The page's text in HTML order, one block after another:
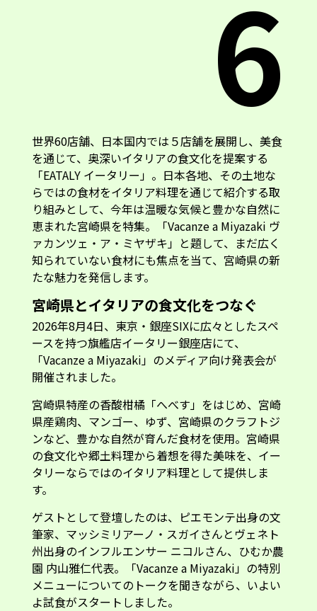
6
世界60店舗、日本国内では５店舗を展開し、美食
を通じて、奥深いイタリアの食文化を提案する
「EATALY イータリー」。日本各地、その土地な
らではの食材をイタリア料理を通じて紹介する取
り組みとして、今年は温暖な気候と豊かな自然に
恵まれた宮崎県を特集。「Vacanze a Miyazaki ヴ
ァカンツェ・ア・ミヤザキ」と題して、まだ広く
知られていない食材にも焦点を当て、宮崎県の新
たな魅力を発信します。
宮崎県とイタリアの食文化をつなぐ
2026年8月4日、東京・銀座SIXに広々としたスペ
ースを持つ旗艦店イータリー銀座店にて、
「Vacanze a Miyazaki」のメディア向け発表会が
開催されました。
宮崎県特産の香酸柑橘「へべす」をはじめ、宮崎
県産鶏肉、マンゴー、ゆず、宮崎県のクラフトジ
ンなど、豊かな自然が育んだ食材を使用。宮崎県
の食文化や郷土料理から着想を得た美味を、イー
タリーならではのイタリア料理として提供しま
す。
ゲストとして登壇したのは、ピエモンテ出身の文
筆家、マッシミリアーノ・スガイさんとヴェネト
州出身のインフルエンサー ニコルさん、ひむか農
園 内山雅仁代表。「Vacanze a Miyazaki」の特別
メニューについてのトークを聞きながら、いよい
よ試食がスタートしました。